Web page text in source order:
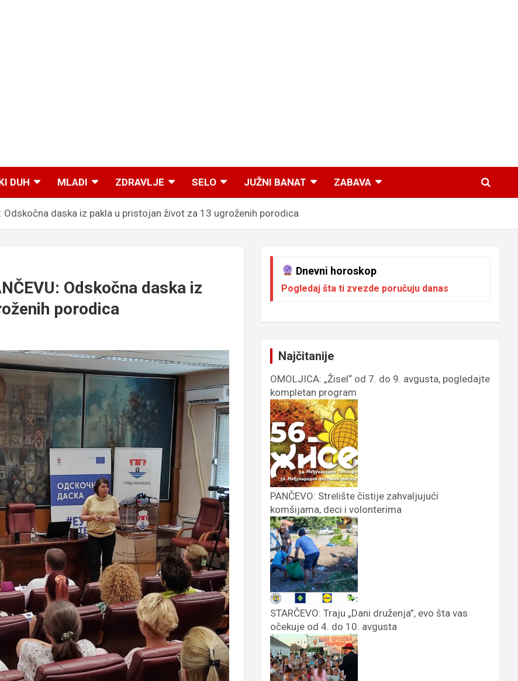
DUH MLADI ZDRAVLJE SELO JUŽNI BANAT ZABAVA
Odskočna daska iz pakla u pristojan život za 13 ugroženih porodica
Odskočna daska iz
porodica
Dnevni horoskop
Pogledaj šta ti zvezde poručuju danas
Najčitanije
OMOLJICA: „Žisel“ od 7. do 9. avgusta, pogledajte
kompletan program
PANČEVO: Strelište čistije zahvaljujući
komšijama, deci i volonterima
STARČEVO: Traju „Dani druženja”, evo šta vas
očekuje od 4. do 10. avgusta